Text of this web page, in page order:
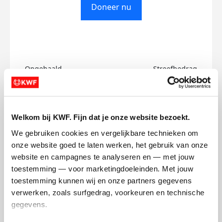
Welkom bij KWF. Fijn dat je onze website bezoekt.
We gebruiken cookies en vergelijkbare technieken om
onze website goed te laten werken, het gebruik van onze
website en campagnes te analyseren en — met jouw
toestemming — voor marketingdoeleinden. Met jouw
toestemming kunnen wij en onze partners gegevens
verwerken, zoals surfgedrag, voorkeuren en technische
gegevens.
Doneer nu
Opgehaald
€0
Streefbedrag
€750
Megan's badges